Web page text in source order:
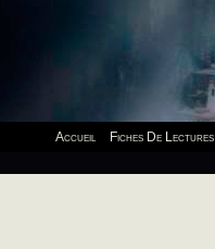
Accueil Fiches De Lectures